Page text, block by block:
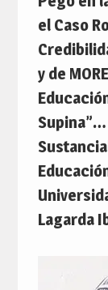
el Caso
y de
Lagarda